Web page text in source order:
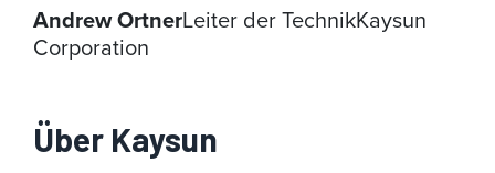
Andrew OrtnerLeiter der TechnikKaysun
Corporation
Über Kaysun